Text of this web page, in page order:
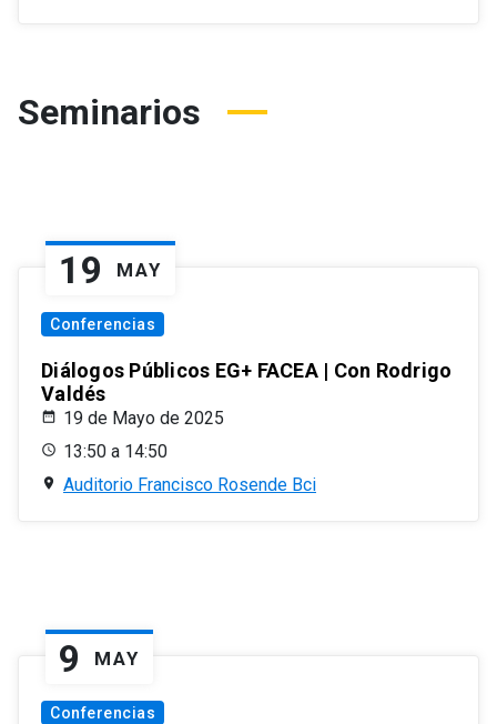
Seminarios
19 MAY
Conferencias
Diálogos Públicos EG+ FACEA | Con Rodrigo
Valdés
19 de Mayo de 2025
13:50 a 14:50
Auditorio Francisco Rosende Bci
9 MAY
Conferencias